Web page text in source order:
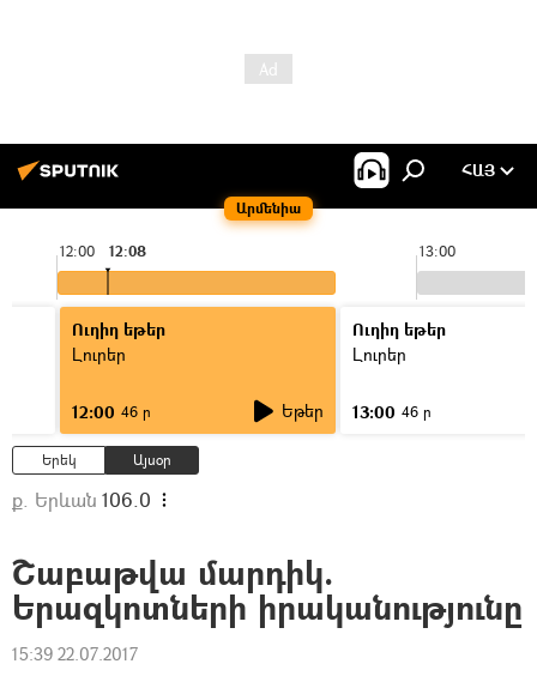
Արմենիա
ՀԱՅ
12:00 13:00
12:08
Ուղիղ եթեր
Լուրեր
12:00 46 ր Եթեր
Ուղիղ եթեր
Լուրեր
13:00 46 ր
Երեկ Այսօր
ք. Երևան 106.0
Շաբաթվա մարդիկ.
Երազկոտների իրականությունը
15:39 22.07.2017